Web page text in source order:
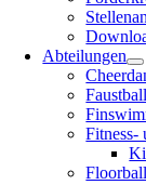
Abteilungen
Faustball
Fitness-
Floorball